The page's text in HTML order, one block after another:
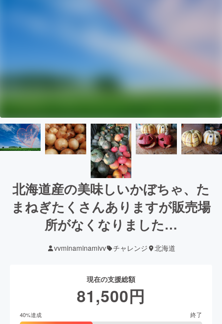
北海道産の美味しいかぼちゃ、た
まねぎたくさんありますが販売場
所がなくなりました…
vvminaminamivv チャレンジ 北海道
現在の支援総額
81,500円
40%達成 終了